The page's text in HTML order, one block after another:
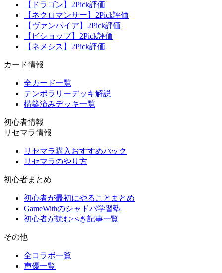
【ドラゴン】2Pick評価
【ネクロマンサー】2Pick評価
【ヴァンパイア】2Pick評価
【ビショップ】2Pick評価
【ネメシス】2Pick評価
カード情報
全カード一覧
テンポラリーデッキ解説
構築済みデッキ一覧
初心者情報
リセマラ情報
リセマラ購入おすすめパック
リセマラのやり方
初心者まとめ
初心者が最初にやることまとめ
GameWithのシャドバ学習塾
初心者が読むべき記事一覧
その他
全コラボ一覧
声優一覧